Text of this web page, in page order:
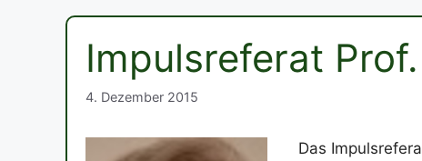
Impulsreferat
4. Dezember 2015
Das